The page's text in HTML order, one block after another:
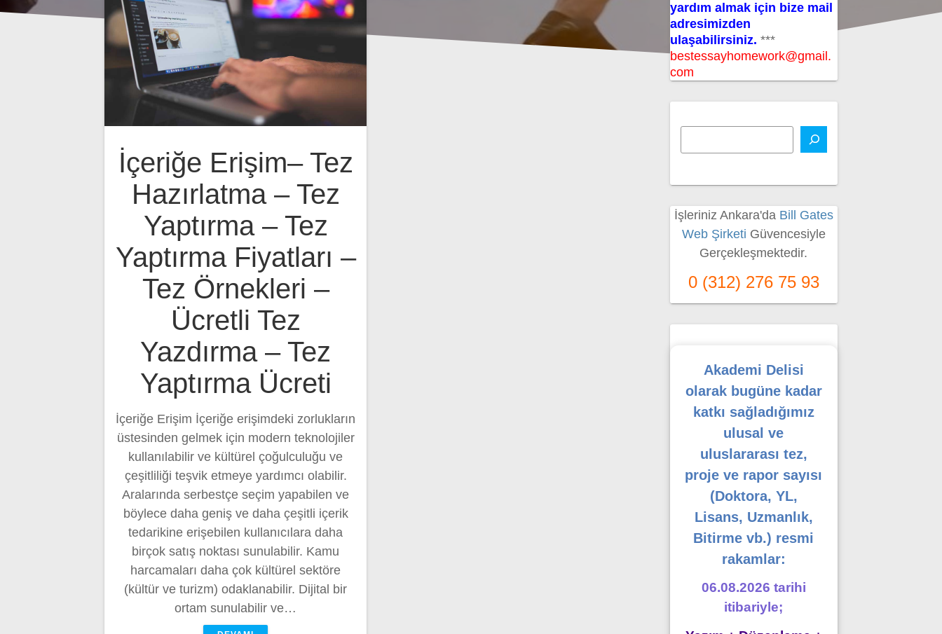
İçeriğe Erişim– Tez
Hazırlatma – Tez
Yaptırma – Tez
Yaptırma Fiyatları –
Tez Örnekleri –
Ücretli Tez
Yazdırma – Tez
Yaptırma Ücreti
İçeriğe Erişim İçeriğe erişimdeki zorlukların
üstesinden gelmek için modern teknolojiler
kullanılabilir ve kültürel çoğulculuğu ve
çeşitliliği teşvik etmeye yardımcı olabilir.
Aralarında serbestçe seçim yapabilen ve
böylece daha geniş ve daha çeşitli içerik
tedarikine erişebilen kullanıcılara daha
birçok satış noktası sunulabilir. Kamu
harcamaları daha çok kültürel sektöre
(kültür ve turizm) odaklanabilir. Dijital bir
ortam sunulabilir ve…
yardım almak için bize mail
adresimizden
ulaşabilirsiniz. ***
bestessayhomework@gmail.
com
İşleriniz Ankara'da Bill Gates
Web Şirketi Güvencesiyle
Gerçekleşmektedir.
0 (312) 276 75 93
Akademi Delisi
olarak bugüne kadar
katkı sağladığımız
ulusal ve
uluslararası tez,
proje ve rapor sayısı
(Doktora, YL,
Lisans, Uzmanlık,
Bitirme vb.) resmi
rakamlar:
06.08.2026 tarihi
itibariyle;